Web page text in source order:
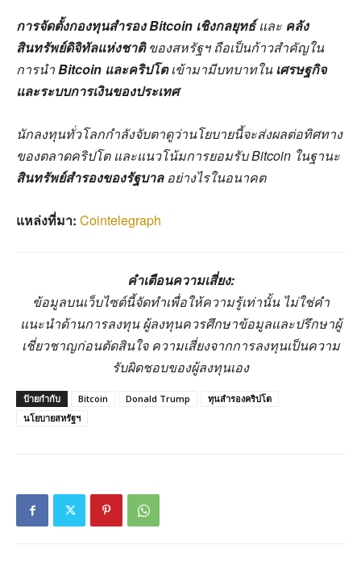
การจัดตั้งกองทุนสำรอง Bitcoin เชิงกลยุทธ์และ คลัง
สินทรัพย์ดิจิทัลแห่งชาติของสหรัฐฯ ถือเป็นก้าวสำคัญใน
การนำBitcoin และคริปโตเข้ามามีบทบาทใน เศรษฐกิจ
และระบบการเงินของประเทศ
นักลงทุนทั่วโลกกำลังจับตาดูว่านโยบายนี้จะส่งผลต่อทิศทาง
ของตลาดคริปโต และแนวโน้มการยอมรับ Bitcoin ในฐานะ
สินทรัพย์สำรองของรัฐบาลอย่างไรในอนาคต
แหล่งที่มา: Cointelegraph
คำเตือนความเสี่ยง:
ข้อมูลบนเว็บไซต์นี้จัดทำเพื่อให้ความรู้เท่านั้น ไม่ใช่คำ
แนะนำด้านการลงทุน ผู้ลงทุนควรศึกษาข้อมูลและปรึกษาผู้
เชี่ยวชาญก่อนตัดสินใจ ความเสี่ยงจากการลงทุนเป็นความ
รับผิดชอบของผู้ลงทุนเอง
ป้ายกำกับ Bitcoin Donald Trump
ทุนสำรองคริปโต
นโยบายสหรัฐฯ